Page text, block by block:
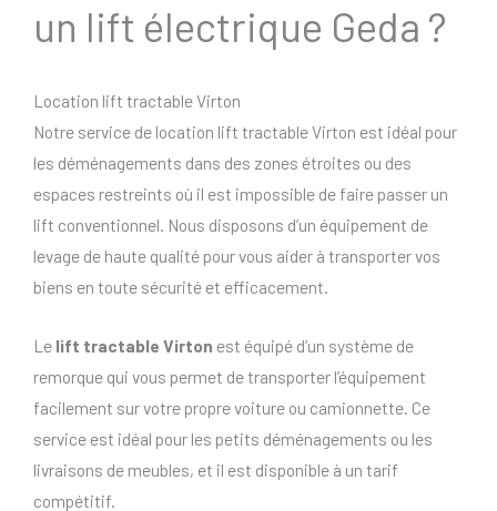
un lift électrique Geda ?
Location lift tractable Virton
Notre service de location lift tractable Virton est idéal pour
les déménagements dans des zones étroites ou des
espaces restreints où il est impossible de faire passer un
lift conventionnel. Nous disposons d’un équipement de
levage de haute qualité pour vous aider à transporter vos
biens en toute sécurité et efficacement.
Le lift tractable Virton est équipé d’un système de
remorque qui vous permet de transporter l’équipement
facilement sur votre propre voiture ou camionnette. Ce
service est idéal pour les petits déménagements ou les
livraisons de meubles, et il est disponible à un tarif
compétitif.